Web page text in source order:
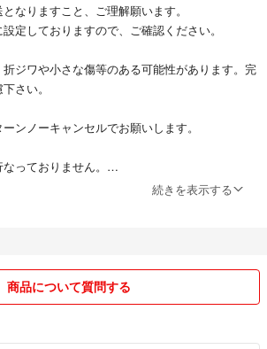
なりますこと、ご理解願います。
定しておりますので、ご確認ください。
ジワや小さな傷等のある可能性があります。完
さい。
ンノーキャンセルでお願いします。
っておりません。
お早めにお願いします。
心がけたいと思いますので、よろしくお願い致し
続きを表示する
商品について質問する